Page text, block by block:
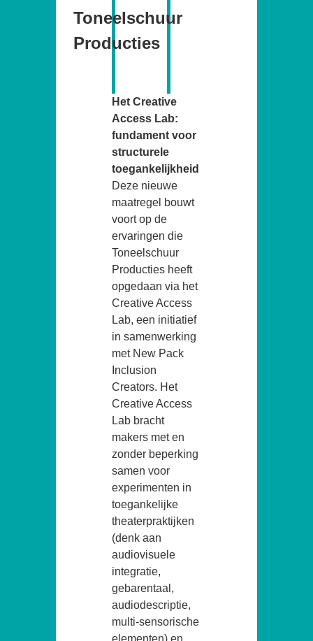
Toneelschuur
Producties
Het Creative
Access Lab:
fundament voor
structurele
toegankelijkheid
Deze nieuwe
maatregel bouwt
voort op de
ervaringen die
Toneelschuur
Producties heeft
opgedaan via het
Creative Access
Lab, een initiatief
in samenwerking
met New Pack
Inclusion
Creators. Het
Creative Access
Lab bracht
makers met en
zonder beperking
samen voor
experimenten in
toegankelijke
theaterpraktijken
(denk aan
audiovisuele
integratie,
gebarentaal,
audiodescriptie,
multi-sensorische
elementen) en